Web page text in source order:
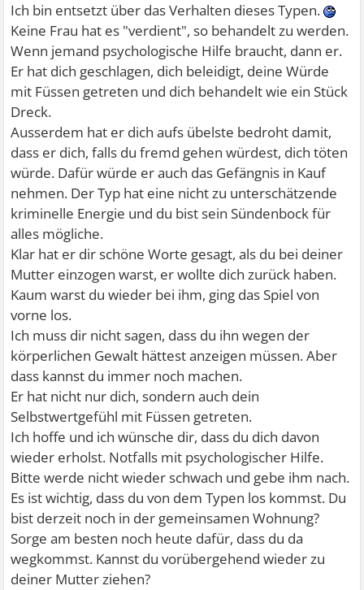
Ich bin entsetzt über das Verhalten dieses Typen.
Keine Frau hat es "verdient", so behandelt zu werden.
Wenn jemand psychologische Hilfe braucht, dann er.
Er hat dich geschlagen, dich beleidigt, deine Würde
mit Füssen getreten und dich behandelt wie ein Stück
Dreck.
Ausserdem hat er dich aufs übelste bedroht damit,
dass er dich, falls du fremd gehen würdest, dich töten
würde. Dafür würde er auch das Gefängnis in Kauf
nehmen. Der Typ hat eine nicht zu unterschätzende
kriminelle Energie und du bist sein Sündenbock für
alles mögliche.
Klar hat er dir schöne Worte gesagt, als du bei deiner
Mutter einzogen warst, er wollte dich zurück haben.
Kaum warst du wieder bei ihm, ging das Spiel von
vorne los.
Ich muss dir nicht sagen, dass du ihn wegen der
körperlichen Gewalt hättest anzeigen müssen. Aber
dass kannst du immer noch machen.
Er hat nicht nur dich, sondern auch dein
Selbstwertgefühl mit Füssen getreten.
Ich hoffe und ich wünsche dir, dass du dich davon
wieder erholst. Notfalls mit psychologischer Hilfe.
Bitte werde nicht wieder schwach und gebe ihm nach.
Es ist wichtig, dass du von dem Typen los kommst. Du
bist derzeit noch in der gemeinsamen Wohnung?
Sorge am besten noch heute dafür, dass du da
wegkommst. Kannst du vorübergehend wieder zu
deiner Mutter ziehen?